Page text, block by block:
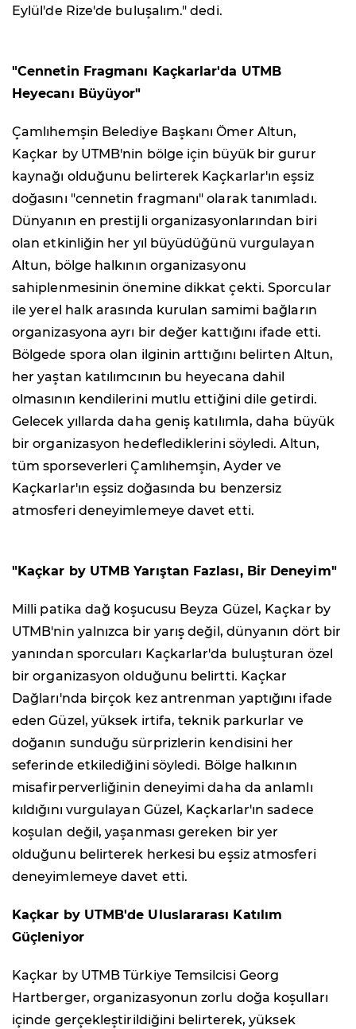
Eylül'de Rize'de buluşalım." dedi.
"Cennetin Fragmanı Kaçkarlar'da UTMB
Heyecanı Büyüyor"
Çamlıhemşin Belediye Başkanı Ömer Altun,
Kaçkar by UTMB'nin bölge için büyük bir gurur
kaynağı olduğunu belirterek Kaçkarlar'ın eşsiz
doğasını "cennetin fragmanı" olarak tanımladı.
Dünyanın en prestijli organizasyonlarından biri
olan etkinliğin her yıl büyüdüğünü vurgulayan
Altun, bölge halkının organizasyonu
sahiplenmesinin önemine dikkat çekti. Sporcular
ile yerel halk arasında kurulan samimi bağların
organizasyona ayrı bir değer kattığını ifade etti.
Bölgede spora olan ilginin arttığını belirten Altun,
her yaştan katılımcının bu heyecana dahil
olmasının kendilerini mutlu ettiğini dile getirdi.
Gelecek yıllarda daha geniş katılımla, daha büyük
bir organizasyon hedeflediklerini söyledi. Altun,
tüm sporseverleri Çamlıhemşin, Ayder ve
Kaçkarlar'ın eşsiz doğasında bu benzersiz
atmosferi deneyimlemeye davet etti.
"Kaçkar by UTMB Yarıştan Fazlası, Bir Deneyim"
Milli patika dağ koşucusu Beyza Güzel, Kaçkar by
UTMB'nin yalnızca bir yarış değil, dünyanın dört bir
yanından sporcuları Kaçkarlar'da buluşturan özel
bir organizasyon olduğunu belirtti. Kaçkar
Dağları'nda birçok kez antrenman yaptığını ifade
eden Güzel, yüksek irtifa, teknik parkurlar ve
doğanın sunduğu sürprizlerin kendisini her
seferinde etkilediğini söyledi. Bölge halkının
misafirperverliğinin deneyimi daha da anlamlı
kıldığını vurgulayan Güzel, Kaçkarlar'ın sadece
koşulan değil, yaşanması gereken bir yer
olduğunu belirterek herkesi bu eşsiz atmosferi
deneyimlemeye davet etti.
Kaçkar by UTMB'de Uluslararası Katılım
Güçleniyor
Kaçkar by UTMB Türkiye Temsilcisi Georg
Hartberger, organizasyonun zorlu doğa koşulları
içinde gerçekleştirildiğini belirterek, yüksek